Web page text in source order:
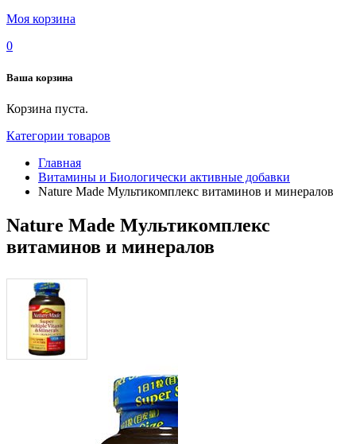
Моя корзина
0
Ваша корзина
Корзина пуста.
Категории товаров
Главная
Витамины и Биологически активные добавки
Nature Made Мультикомплекс витаминов и минералов
Nature Made Мультикомплекс
витаминов и минералов